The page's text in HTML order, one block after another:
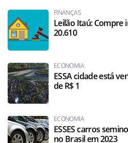
FINANÇAS
Leilão Itaú: Compre
20.610
ECONOMIA
ESSA cidade está
de R$ 1
ECONOMIA
ESSES carros
no Brasil em 2023